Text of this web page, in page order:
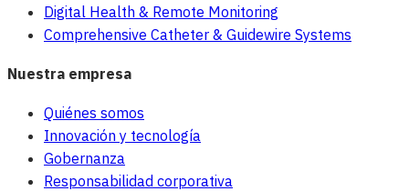
Digital Health & Remote Monitoring
Comprehensive Catheter & Guidewire Systems
Nuestra empresa
Quiénes somos
Innovación y tecnología
Gobernanza
Responsabilidad corporativa